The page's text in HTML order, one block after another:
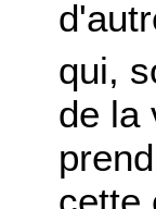
qui,
de la